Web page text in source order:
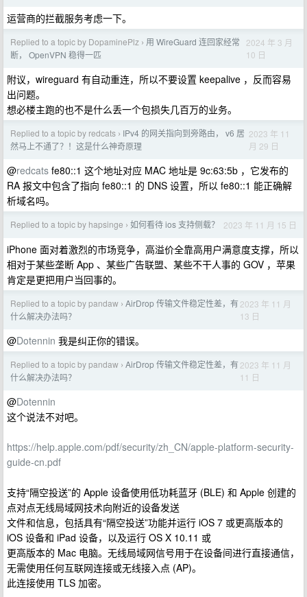
运营商的拦截服务考虑一下。
Replied to a topic by DopaminePlz › 用 WireGuard 连回家经常
断， OpenVPN 稳得一匹
2024 年 3 月
10 日
附议，wireguard 有自动重连，所以不要设置 keepalive ，反而容易
出问题。
想必楼主跑的也不是什么丢一个包损失几百万的业务。
Replied to a topic by redcats › IPv4 的网关指向到旁路由， v6 居
然马上不通了？！这是什么神奇原理
2023 年 11
月 29 日
@redcats fe80::1 这个地址对应 MAC 地址是 9c:63:5b ，它发布的
RA 报文中包含了指向 fe80::1 的 DNS 设置，所以 fe80::1 能正确解
析域名吗。
Replied to a topic by hapsinge › 如何看待 ios 支持侧载？ 2023 年 11 月 15 日
iPhone 面对着激烈的市场竞争，高溢价全靠高用户满意度支撑，所以
相对于某些垄断 App 、某些广告联盟、某些不干人事的 GOV ，苹果
肯定是更把用户当回事的。
Replied to a topic by pandaw › AirDrop 传输文件稳定性差，有
什么解决办法吗？
2023 年 11 月
13 日
@Dotennin 我是纠正你的错误。
Replied to a topic by pandaw › AirDrop 传输文件稳定性差，有
什么解决办法吗？
2023 年 11 月
11 日
@Dotennin
这个说法不对吧。
https://help.apple.com/pdf/security/zh_CN/apple-platform-security-
guide-cn.pdf
支持“隔空投送”的 Apple 设备使用低功耗蓝牙 (BLE) 和 Apple 创建的
点对点无线局域网技术向附近的设备发送
文件和信息，包括具有“隔空投送”功能并运行 iOS 7 或更高版本的
iOS 设备和 iPad 设备，以及运行 OS X 10.11 或
更高版本的 Mac 电脑。无线局域网信号用于在设备间进行直接通信，
无需使用任何互联网连接或无线接入点 (AP)。
此连接使用 TLS 加密。